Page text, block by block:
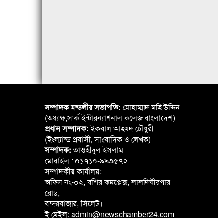
সম্পাদক মন্ডলীর সভাপতি: মোহাম্মাদ মহি উদ্দিন
(অধ্যক্ষ,সার্ক ইন্টারন্যাশনাল কলেজ বাংলাদেশ)
প্রধান সম্পাদক:ইকবাল আহমদ চৌধুরী
(ইংল্যান্ড প্রবাসী, সাংবাদিক ও লেখক)
সম্পাদক:তাওহীদুল ইসলাম
মোবাইল : ০১৭১০-৯৯৩৫৭২
সম্পাদকীয় কার্যালয়:
অফিস নং-০২, বশির কমপ্লেক্স, লালদিঘীরপার
রোড,
বন্দরবাজার, সিলেট।
ই মেইল: admin@newschamber24.com